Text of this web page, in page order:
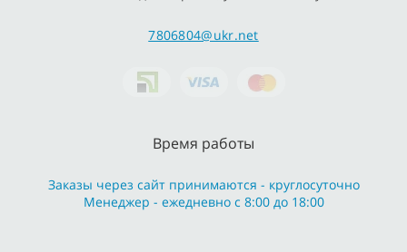
7806804@ukr.net
Время работы
Заказы через сайт принимаются - круглосуточно
Менеджер - ежедневно с 8:00 до 18:00